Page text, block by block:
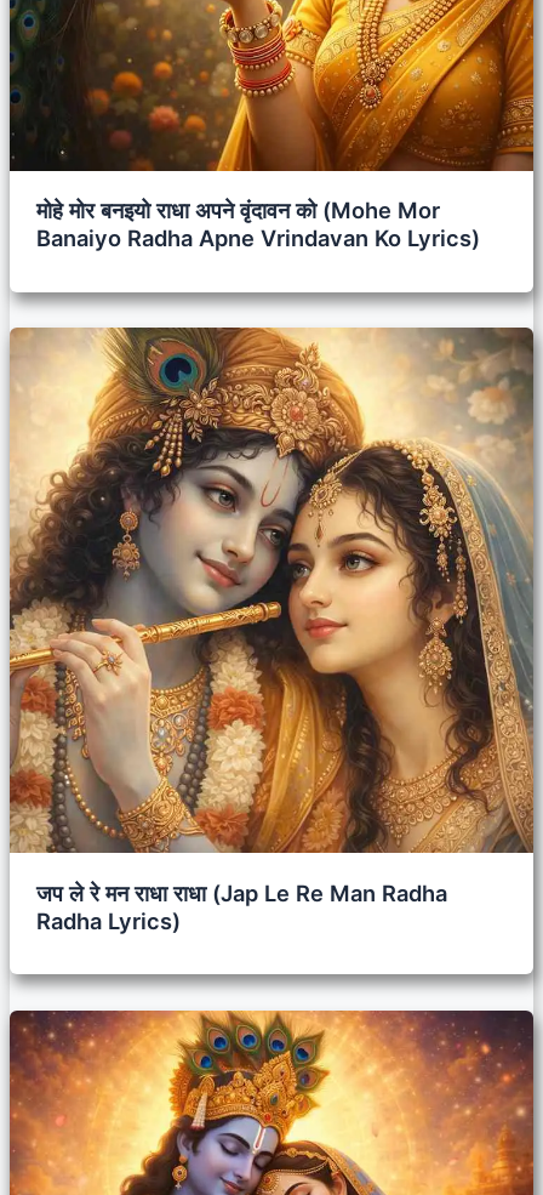
मोहे मोर बनइयो राधा अपने वृंदावन को (Mohe Mor
Banaiyo Radha Apne Vrindavan Ko Lyrics)
जप ले रे मन राधा राधा (Jap Le Re Man Radha
Radha Lyrics)